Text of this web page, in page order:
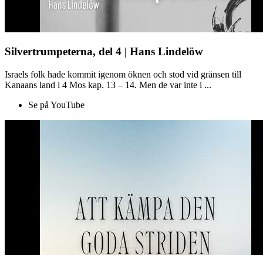
Silvertrumpeterna, del 4 | Hans Lindelöw
Israels folk hade kommit igenom öknen och stod vid gränsen till
Kanaans land i 4 Mos kap. 13 – 14. Men de var inte i ...
Se på YouTube